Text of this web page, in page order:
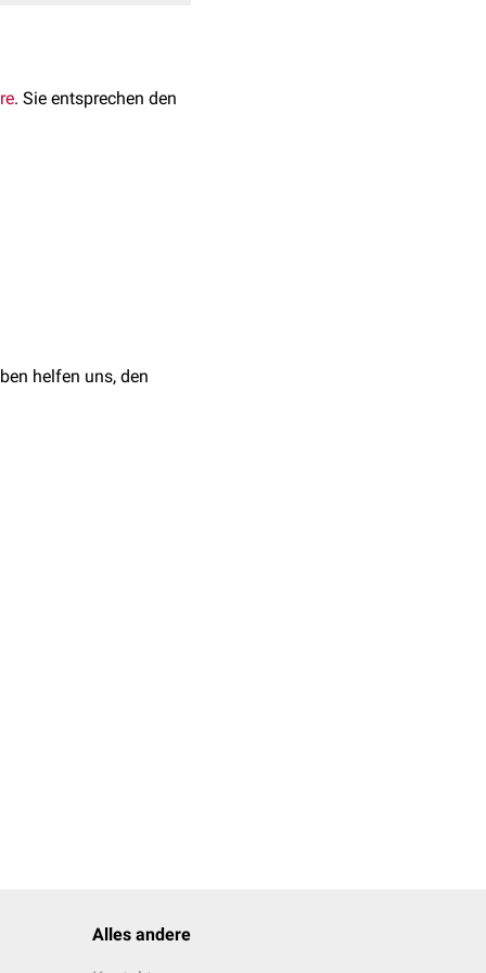
. Sie entsprechen den
stark
bis rund; Mt II und
ausgebildet
im
der Anatomie der
helfen uns, den
Alles andere